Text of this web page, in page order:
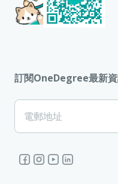
訂閱OneDegree最新
電郵地址